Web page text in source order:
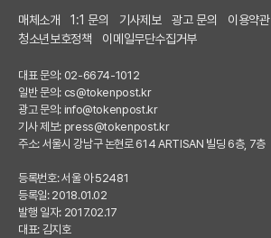
매체소개 1:1 문의 기사제보 광고 문의 이용약관
청소년보호정책
이메일무단수집거부
대표 문의: 02-6674-1012
일반 문의: cs@tokenpost.kr
광고 문의: info@tokenpost.kr
기사 제보: press@tokenpost.kr
주소: 서울시 강남구 논현로 614 ARTISAN 빌딩 6층, 7층
등록번호: 서울 아 52481
등록일: 2018.01.02
발행 일자: 2017.02.17
대표: 김지호